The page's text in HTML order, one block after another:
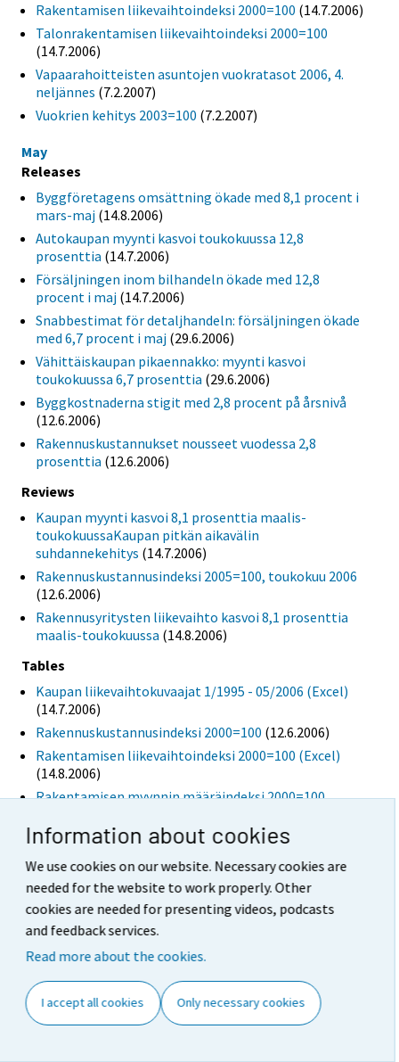
Information about cookies
We use cookies on our website. Necessary cookies are
needed for the website to work properly. Other
cookies are needed for presenting videos, podcasts
and feedback services.
Read more about the cookies.
I accept all cookies Only necessary cookies
Rakentamisen liikevaihtoindeksi 2000=100 (14.7.2006)
Talonrakentamisen liikevaihtoindeksi 2000=100
(14.7.2006)
Vapaarahoitteisten asuntojen vuokratasot 2006, 4.
neljännes (7.2.2007)
Vuokrien kehitys 2003=100 (7.2.2007)
May
Releases
Byggföretagens omsättning ökade med 8,1 procent i
mars-maj (14.8.2006)
Autokaupan myynti kasvoi toukokuussa 12,8
prosenttia (14.7.2006)
Försäljningen inom bilhandeln ökade med 12,8
procent i maj (14.7.2006)
Snabbestimat för detaljhandeln: försäljningen ökade
med 6,7 procent i maj (29.6.2006)
Vähittäiskaupan pikaennakko: myynti kasvoi
toukokuussa 6,7 prosenttia (29.6.2006)
Byggkostnaderna stigit med 2,8 procent på årsnivå
(12.6.2006)
Rakennuskustannukset nousseet vuodessa 2,8
prosenttia (12.6.2006)
Reviews
Kaupan myynti kasvoi 8,1 prosenttia maalis-
toukokuussaKaupan pitkän aikavälin
suhdannekehitys (14.7.2006)
Rakennuskustannusindeksi 2005=100, toukokuu 2006
(12.6.2006)
Rakennusyritysten liikevaihto kasvoi 8,1 prosenttia
maalis-toukokuussa (14.8.2006)
Tables
Kaupan liikevaihtokuvaajat 1/1995 - 05/2006 (Excel)
(14.7.2006)
Rakennuskustannusindeksi 2000=100 (12.6.2006)
Rakentamisen liikevaihtoindeksi 2000=100 (Excel)
(14.8.2006)
Rakentamisen myynnin määräindeksi 2000=100
Figures
Auto-, tukku- ja vähittäiskaupan liikevaihdon
trendisarjat(14.7.2006)
Maa- ja vesirakentamisen liikevaihtoindeksi 2000=100
(14.8.2006)
Rakennuskustannusindeksi 1964=100, vuosimuutos%
Rakennuskustannusindeksi 2000=100 ja
kuluttajahintaindeksi 2000=100(12.6.2006)
Talonrakentamisen liikevaihtoindeksi 2000=100